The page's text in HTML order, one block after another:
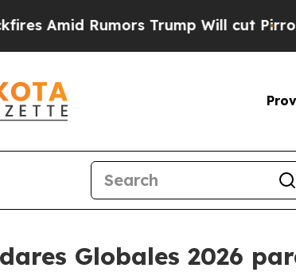
Rumors Trump Will cut Pirro
Globales 2026